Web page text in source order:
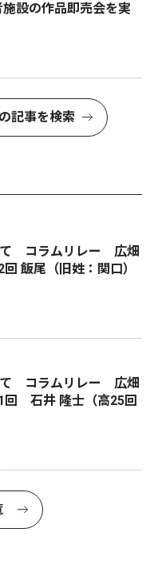
施設の作品即売会を実
記事を検索
て コラムリレー 広畑
飯尾（旧姓：関口）
て コラムリレー 広畑
石井 隆士（高25回